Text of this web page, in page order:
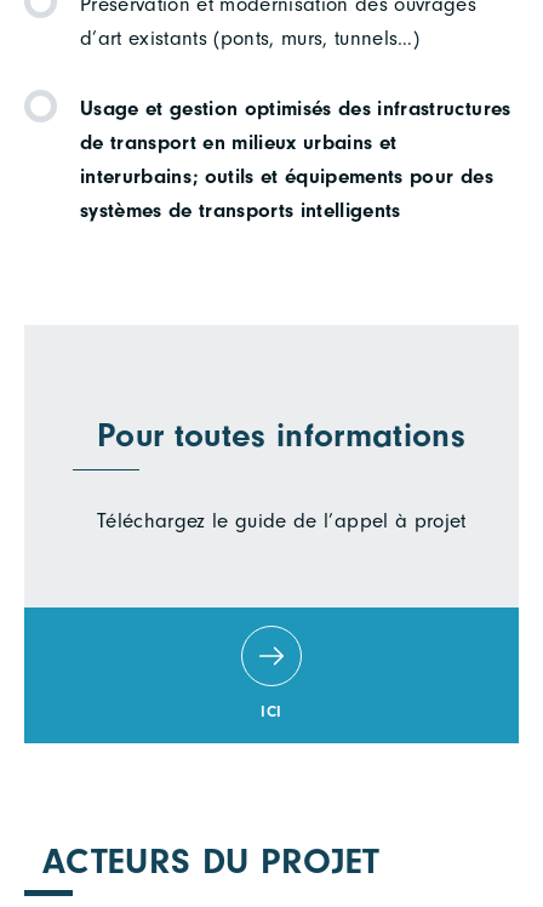
d’art existants (ponts, murs, tunnels…)
Usage et gestion optimisés des infrastructures
de transport en milieux urbains et
interurbains; outils et équipements pour des
systèmes de transports intelligents
Pour toutes informations
Téléchargez le guide de l’appel à projet
ICI
ACTEURS DU PROJET